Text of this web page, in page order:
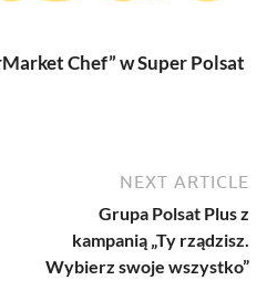
Chef” w Super Polsat
NEXT ARTICLE
Grupa Polsat Plus z
kampanią „Ty rządzisz.
Wybierz swoje wszystko”